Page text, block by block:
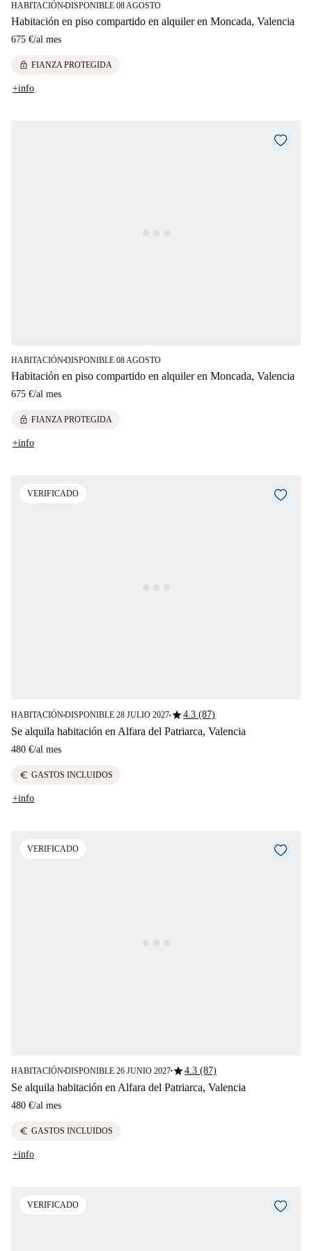
HABITACIÓN■DISPONIBLE 08 AGOSTO
Habitación en piso compartido en alquiler en Moncada, Valencia
675 €/al mes
lock FIANZA PROTEGIDA
+info
HABITACIÓN■DISPONIBLE 08 AGOSTO
Habitación en piso compartido en alquiler en Moncada, Valencia
675 €/al mes
lock FIANZA PROTEGIDA
+info
VERIFICADO
HABITACIÓN■DISPONIBLE 28 JULIO 2027■star4.3 (87)
Se alquila habitación en Alfara del Patriarca, Valencia
480 €/al mes
euro GASTOS INCLUIDOS
+info
VERIFICADO
HABITACIÓN■DISPONIBLE 26 JUNIO 2027■star4.3 (87)
Se alquila habitación en Alfara del Patriarca, Valencia
480 €/al mes
euro GASTOS INCLUIDOS
+info
VERIFICADO